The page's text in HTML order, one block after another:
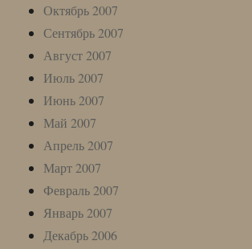
Октябрь 2007
Сентябрь 2007
Август 2007
Июль 2007
Июнь 2007
Май 2007
Апрель 2007
Март 2007
Февраль 2007
Январь 2007
Декабрь 2006